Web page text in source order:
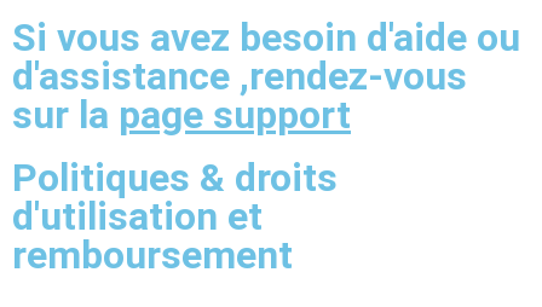
Si vous avez besoin d'aide ou
d'assistance ,rendez-vous
sur la page support
Politiques & droits
d'utilisation et
remboursement